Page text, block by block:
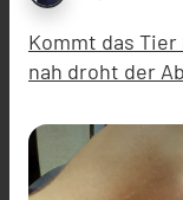
Kommt das
nah droht der